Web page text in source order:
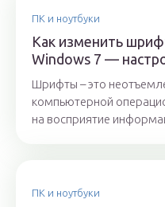
ПК и ноутбуки
Как изменить
Windows 7 —
Шрифты – это
компьютерной
на восприятие
ПК и ноутбуки